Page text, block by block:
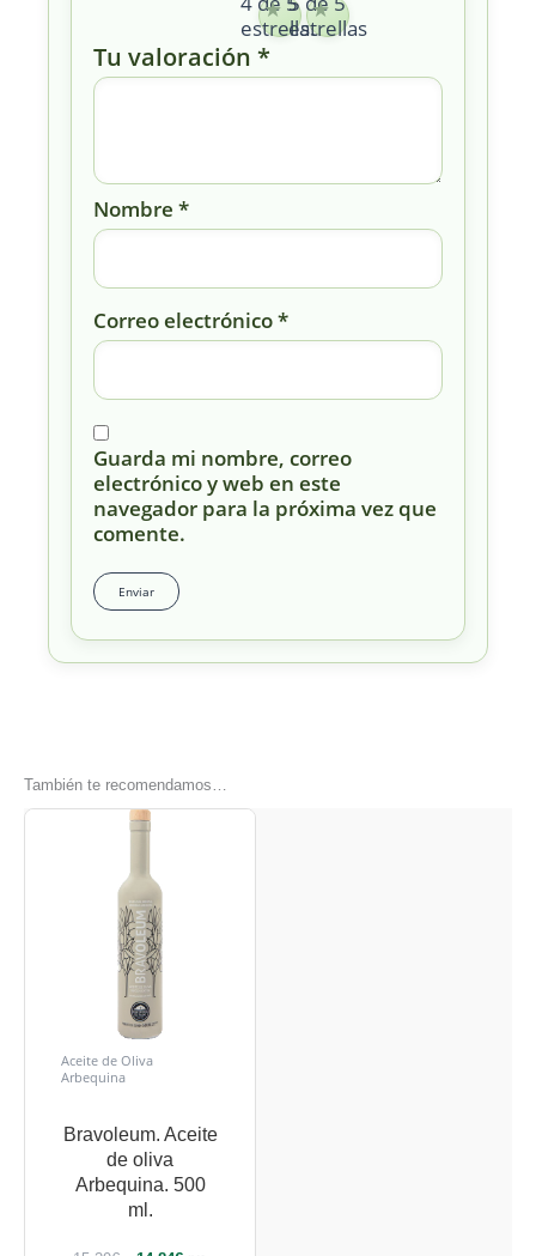
estrellasestrellas
Tu valoración *
Nombre *
Correo electrónico*
Guarda mi nombre, correo
electrónico y web en este
navegador para la próxima vez que
comente.
También te recomendamos…
Aceite de Oliva
Arbequina
Bravoleum. Aceite
de oliva
Arbequina. 500
ml.